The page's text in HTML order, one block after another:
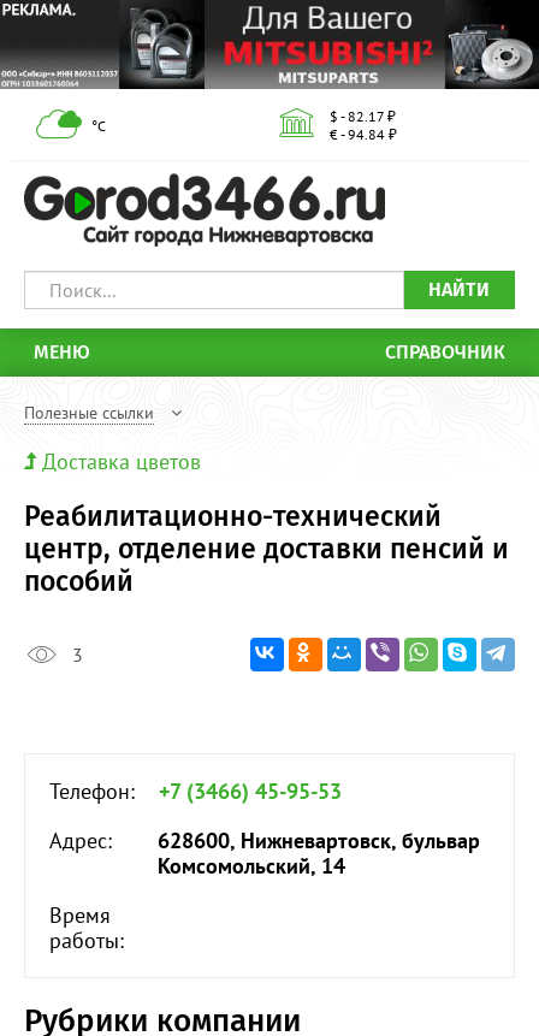
°С
$ - 82.17 ₽
€ - 94.84 ₽
НАЙТИ
МЕНЮ СПРАВОЧНИК
Полезные ссылки
Доставка цветов
Реабилитационно-технический
центр, отделение доставки пенсий и
пособий
3
Телефон:
+7 (3466) 45-95-53
Адрес:
628600, Нижневартовск, бульвар
Комсомольский, 14
Время
работы:
Рубрики компании